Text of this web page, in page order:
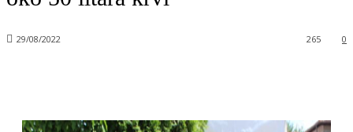
29/08/2022 0
265